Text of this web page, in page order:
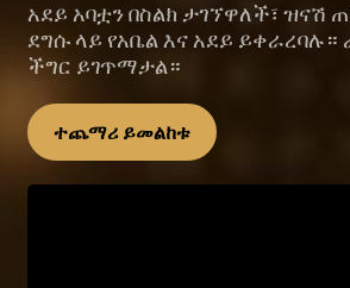
አደይ አባቷን በስልክ ታገኘዋለች፣ ዝናሽ
ደግሱ ላይ የአቤል እና አደይ
ችግር ይገጥማታል።
ተጨማሪ ይመልከቱ